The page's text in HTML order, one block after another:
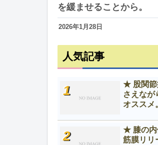
を緩ませることから。
2026年1月28日
人気記事
★ 股関節
さえなが
オススメ
★ 膝の内
筋膜リリ